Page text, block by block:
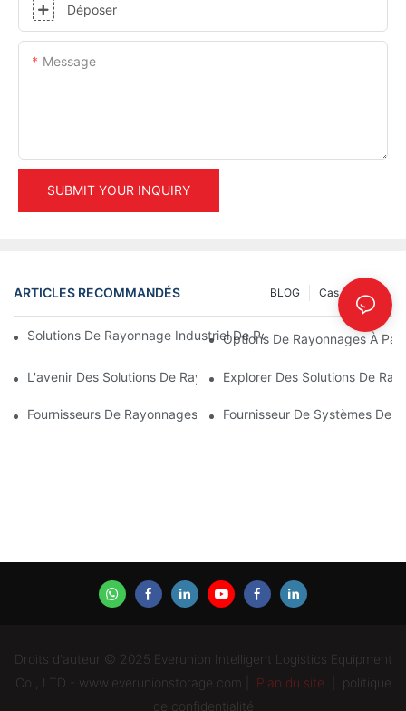
Déposer
Message
SUBMIT YOUR INQUIRY
ARTICLES RECOMMANDÉS INFO
Cas
BLOG
Solutions De Rayonnage Industriel De Pointe Pour Une Gestion
Options De Rayonnages À
L'avenir Des Solutions De Rayonnages Pour Palettes :
Explorer Des Solutions De
Fournisseurs De Rayonnages D'entrepôt : Les Points À Prendre
Fournisseur De Systèmes De
Droits d'auteur © 2025 Everunion Intelligent Logistics Equipment
Co., LTD - www.everunionstorage.com |
Plan du site
politique
de confidentialité